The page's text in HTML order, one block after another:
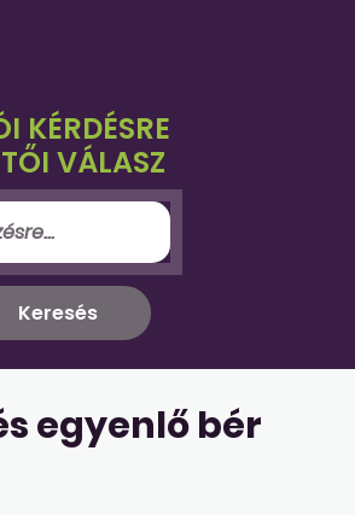
KÉRDÉSRE
VÁLASZ
egyenlő bér